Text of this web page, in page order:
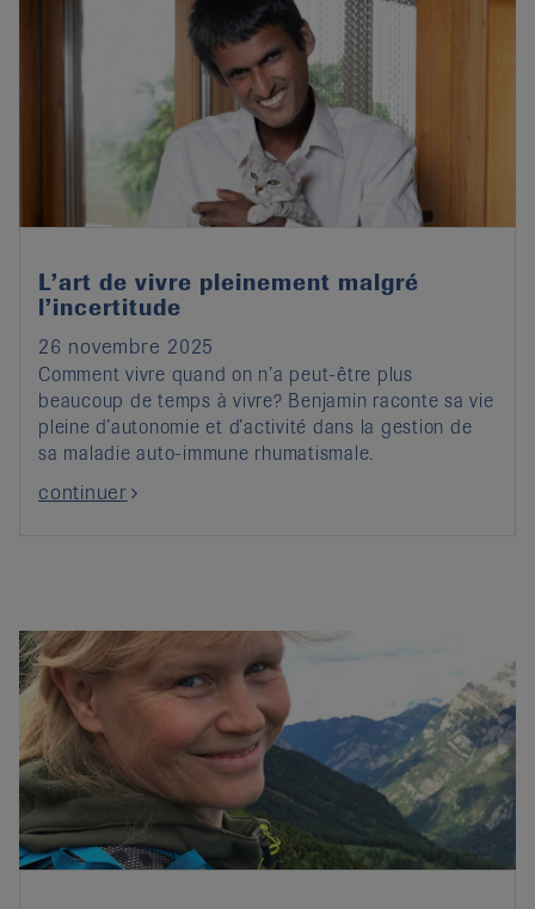
L’art de vivre pleinement malgré
l’incertitude
26 novembre 2025
Comment vivre quand on n’a peut-être plus
beaucoup de temps à vivre? Benjamin raconte sa vie
pleine d’autonomie et d’activité dans la gestion de
sa maladie auto-immune rhumatismale.
continuer